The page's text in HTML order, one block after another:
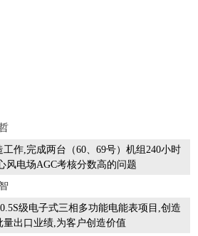
作,完成两台（60、69号）机组240小时
风电场AGC考核分数高的问题
级电子式三相多功能电能表项目,创造
出口业绩,为客户创造价值